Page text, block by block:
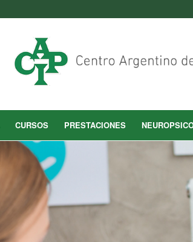
CURSOS PRESTACIONES
EL